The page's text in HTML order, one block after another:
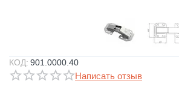
КОД: 901.0000.40
Написать отзыв